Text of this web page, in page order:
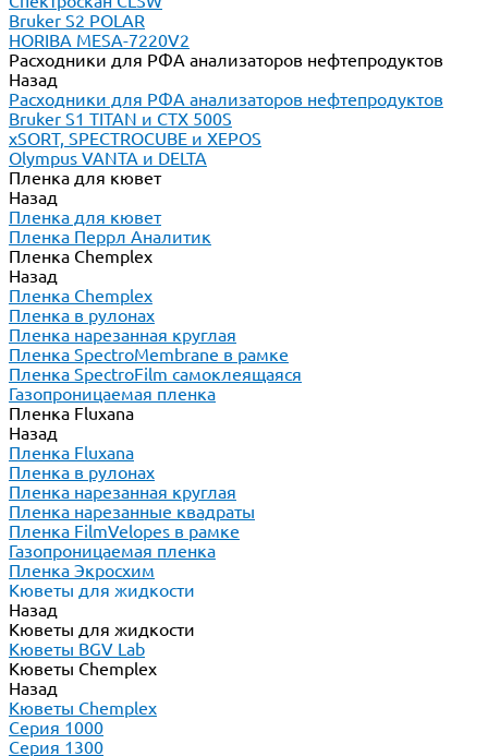
Bruker S2 POLAR
HORIBA MESA-7220V2
Расходники для РФА анализаторов нефтепродуктов
Назад
Расходники для РФА анализаторов нефтепродуктов
Bruker S1 TITAN и CTX 500S
xSORT, SPECTROCUBE и XEPOS
Olympus VANTA и DELTA
Пленка для кювет
Назад
Пленка для кювет
Пленка Перрл Аналитик
Пленка Chemplex
Назад
Пленка Chemplex
Пленка в рулонах
Пленка нарезанная круглая
Пленка SpectroMembrane в рамке
Пленка SpectroFilm самоклеящаяся
Газопроницаемая пленка
Пленка Fluxana
Назад
Пленка Fluxana
Пленка в рулонах
Пленка нарезанная круглая
Пленка нарезанные квадраты
Пленка FilmVelopes в рамке
Газопроницаемая пленка
Пленка Экросхим
Кюветы для жидкости
Назад
Кюветы для жидкости
Кюветы BGV Lab
Кюветы Chemplex
Назад
Кюветы Chemplex
Серия 1000
Серия 1300